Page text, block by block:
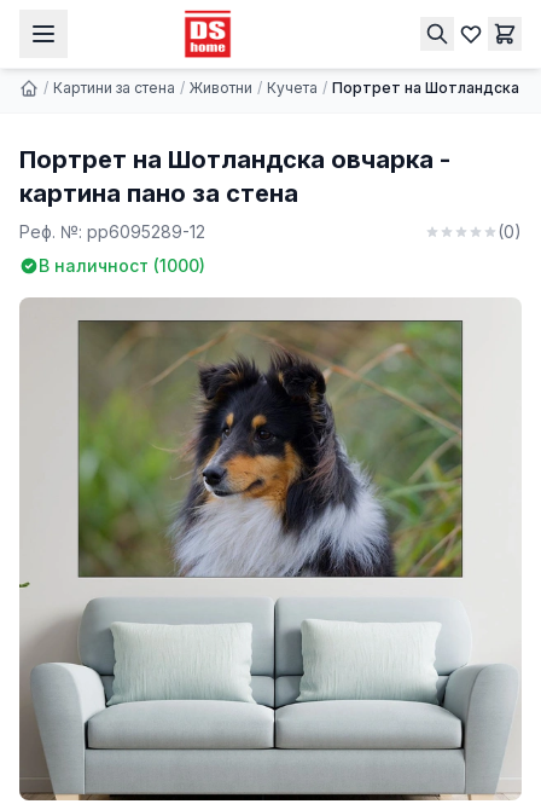
/ Картини за стена / Животни / Кучета / Портрет на Шотландска
Портрет на Шотландска овчарка -
картина пано за стена
Реф. №: pp6095289-12 (0)
В наличност (1000)
9.74 € | 19.05 лв. Купи